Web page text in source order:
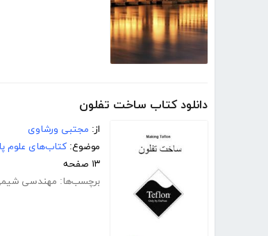
دانلود کتاب ساخت تفلون
از: مجتبی ورشاوی
موضوع: کتاب‌های علوم
۱۳ صفحه
برچسب‌ها: مهندسی